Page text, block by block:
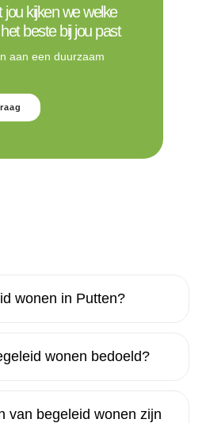
kijken we welke
beste bij jou past
aan een duurzaam
wonen in Putten?
wonen bedoeld?
van begeleid wonen zijn